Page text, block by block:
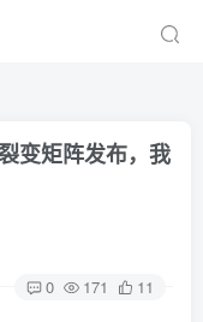
变矩阵发布，我
0 171 11